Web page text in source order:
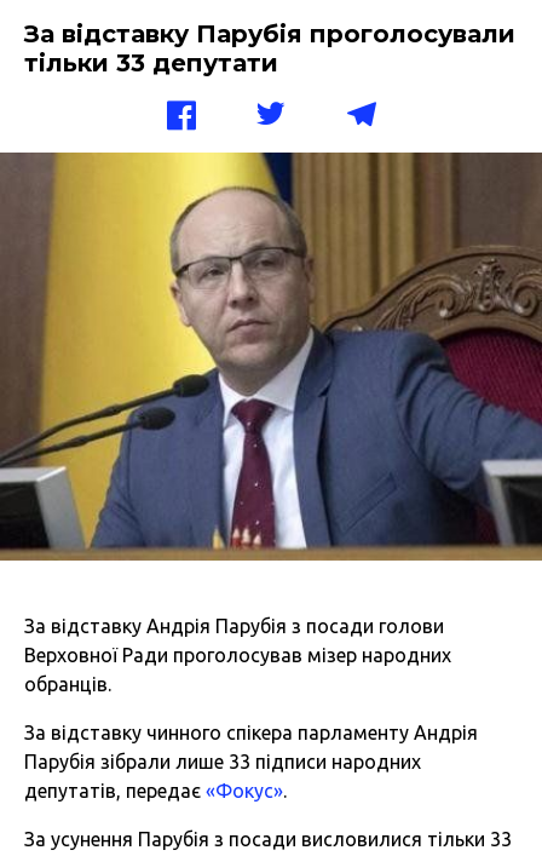
За відставку Парубія проголосували
тільки 33 депутати
За відставку Андрія Парубія з посади голови
Верховної Ради проголосував мізер народних
обранців.
За відставку чинного спікера парламенту Андрія
Парубія зібрали лише 33 підписи народних
депутатів, передає «Фокус».
За усунення Парубія з посади висловилися тільки 33